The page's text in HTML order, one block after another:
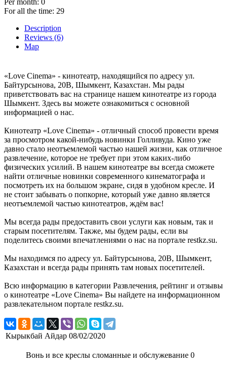
For all the time: 29
Description
Reviews (6)
Map
«Love Cinema» - кинотеатр, находящийся по адресу ул.
Байтурсынова, 20В, Шымкент, Казахстан. Мы рады
приветствовать вас на странице нашем кинотеатре из города
Шымкент. Здесь вы можете ознакомиться с основной
информацией о нас.
Кинотеатр «Love Cinema» - отличный способ провести время
за просмотром какой-нибудь новинки Голливуда. Кино уже
давно стало неотъемлемой частью нашей жизни, как отличное
развлечение, которое не требует при этом каких-либо
физических усилий. В нашем кинотеатре вы всегда сможете
найти отличные новинки современного кинематографа и
посмотреть их на большом экране, сидя в удобном кресле. И
не стоит забывать о попкорне, который уже давно является
неотъемлемой частью кинотеатров, ждём вас!
Мы всегда рады предоставить свои услуги как новым, так и
старым посетителям. Также, мы будем рады, если вы
поделитесь своими впечатлениями о нас на портале restkz.su.
Мы находимся по адресу ул. Байтурсынова, 20В, Шымкент,
Казахстан и всегда рады принять там новых посетителей.
Всю информацию в категории Развлечения, рейтинг и отзывы
о кинотеатре «Love Cinema» Вы найдете на информационном
развлекательном портале restkz.su.
Кырыкбай Айдар 08/02/2020
Вонь и все креслы сломанные и обслужевание 0